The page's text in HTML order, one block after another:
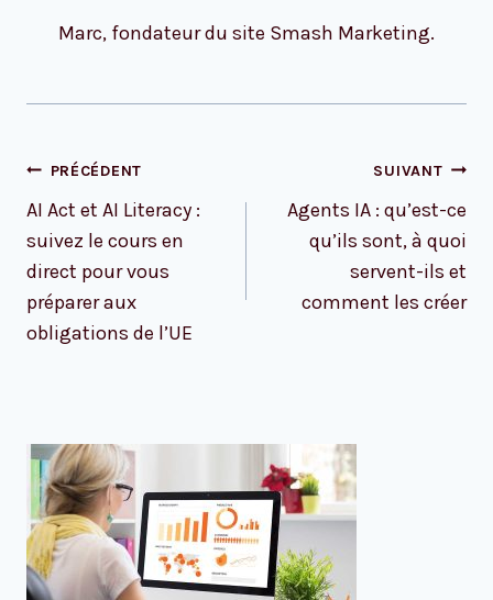
Marc, fondateur du site Smash Marketing.
Navigation
l’article
PRÉCÉDENT
AI Act et AI Literacy :
suivez le cours en
direct pour vous
préparer aux
obligations de l’UE
SUIVANT
Agents IA : qu’est-ce
qu’ils sont, à quoi
servent-ils et
comment les créer